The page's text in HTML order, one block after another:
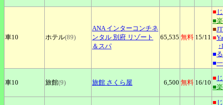
車10 ホテル(89)
ANAインターコンチネ
ンタル 別府 リゾート
＆スパ
65,535 無料 15/11
■
■
■
■
■
■
車10 旅館(9) 旅館 さくら屋 6,500 無料 16/10
■
■
■